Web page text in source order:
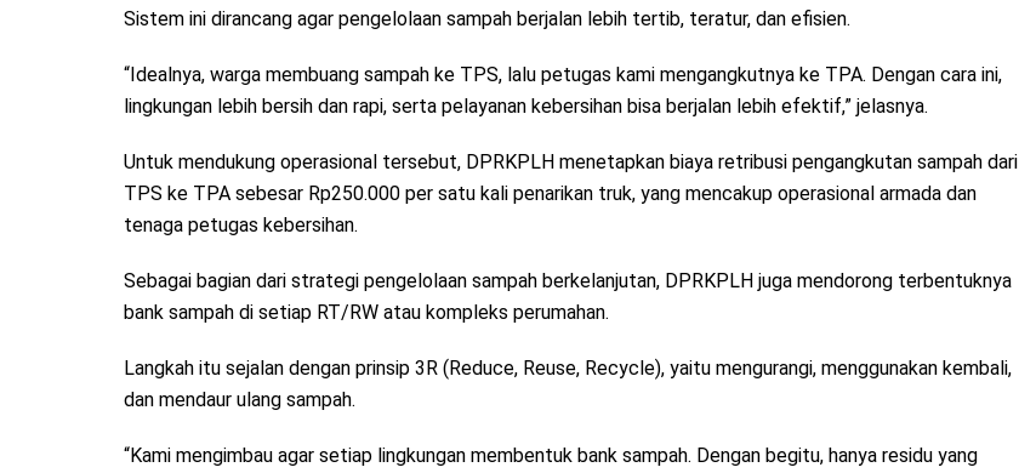
Sistem ini dirancang agar pengelolaan sampah berjalan lebih tertib, teratur, dan efisien.
“Idealnya, warga membuang sampah ke TPS, lalu petugas kami mengangkutnya ke TPA. Dengan cara ini,
lingkungan lebih bersih dan rapi, serta pelayanan kebersihan bisa berjalan lebih efektif,” jelasnya.
Untuk mendukung operasional tersebut, DPRKPLH menetapkan biaya retribusi pengangkutan sampah dari
TPS ke TPA sebesar Rp250.000 per satu kali penarikan truk, yang mencakup operasional armada dan
tenaga petugas kebersihan.
Sebagai bagian dari strategi pengelolaan sampah berkelanjutan, DPRKPLH juga mendorong terbentuknya
bank sampah di setiap RT/RW atau kompleks perumahan.
Langkah itu sejalan dengan prinsip 3R (Reduce, Reuse, Recycle), yaitu mengurangi, menggunakan kembali,
dan mendaur ulang sampah.
“Kami mengimbau agar setiap lingkungan membentuk bank sampah. Dengan begitu, hanya residu yang